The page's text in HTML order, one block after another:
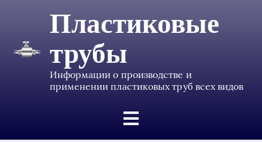
Пластиковые
трубы
Информации о производстве и
применении пластиковых труб всех видов